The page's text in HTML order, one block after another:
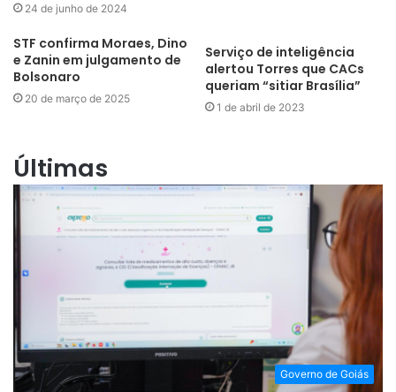
24 de junho de 2024
STF confirma Moraes, Dino
e Zanin em julgamento de
Bolsonaro
20 de março de 2025
Serviço de inteligência
alertou Torres que CACs
queriam “sitiar Brasília”
1 de abril de 2023
Últimas
Governo de Goiás